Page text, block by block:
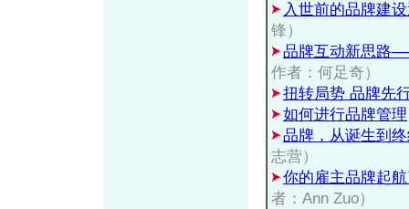
入世前的品牌建
锋）
品牌互动新思路
作者：何足奇）
扭转局势 品牌先
如何进行品牌管理
品牌，从诞生到
志营）
你的雇主品牌起
者：Ann Zuo）